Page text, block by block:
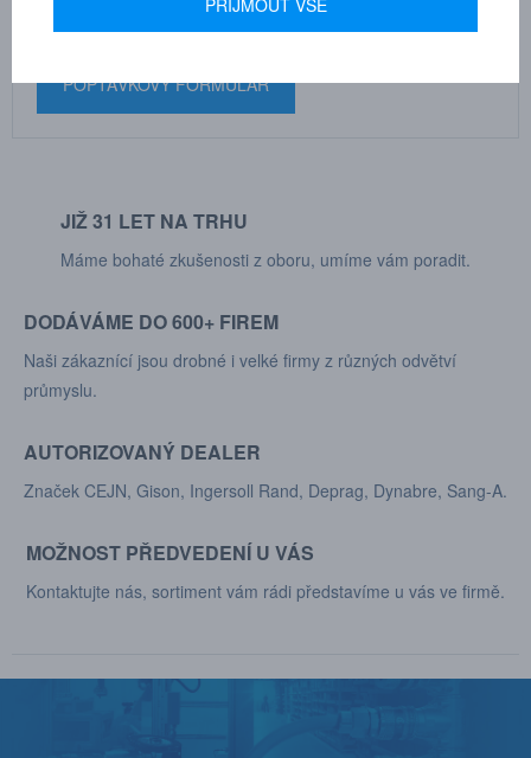
+420 731 517 942
POPTÁVKOVÝ FORMULÁŘ
JIŽ 31 LET NA TRHU
Máme bohaté zkušenosti z oboru, umíme vám poradit.
DODÁVÁME DO 600+ FIREM
Naši zákaznící jsou drobné i velké firmy z různých odvětví
průmyslu.
AUTORIZOVANÝ DEALER
Značek CEJN, Gison, Ingersoll Rand, Deprag, Dynabre, Sang-A.
MOŽNOST PŘEDVEDENÍ U VÁS
Kontaktujte nás, sortiment vám rádi představíme u vás ve firmě.